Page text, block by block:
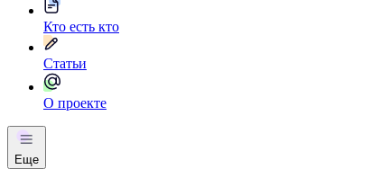
Кто есть кто
Статьи
О проекте
Еще